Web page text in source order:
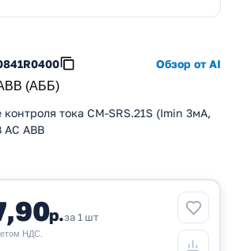
Обзор от AI
(АББ)
тока CM-SRS.21S (Imin 3мА,
AC ABB
р.за 1 шт
НДС.